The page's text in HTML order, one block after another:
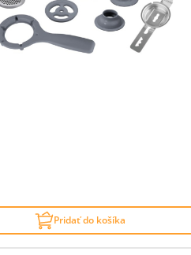
Pridať do košíka